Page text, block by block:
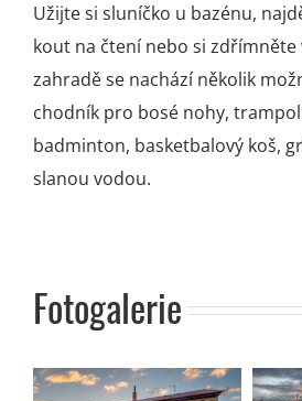
Užijte si sluníčko u bazénu,
kout na čtení nebo si zdřímněte
zahradě se nachází několik
chodník pro bosé nohy,
badminton, basketbalový koš,
slanou vodou.
Fotogalerie